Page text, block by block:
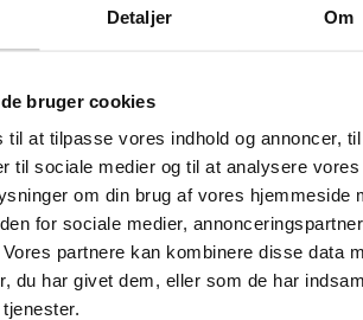
Detaljer Om
bruger cookies
til at tilpasse vores indhold og annoncer,
til sociale medier og til at analysere
om din brug af vores hjemmeside
for sociale medier,
partnere kan kombinere disse data
du har givet dem, eller som de har